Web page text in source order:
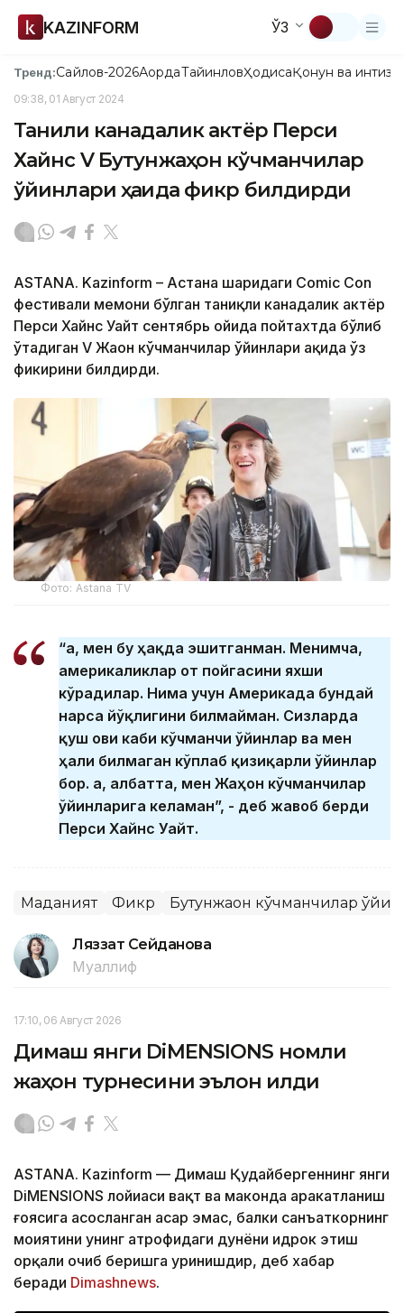
KAZINFORM ЎЗ
Тренд:Сайлов-2026АқордаТайинловҲодисаҚонун ва
09:38, 01 Август 2024
Таниқли канадалик актёр Перси
Хайнс V Бутунжаҳон кўчманчилар
ўйинлари ҳақида фикр билдирди
ASTANA. Kazinform – Астана шаҳридаги Comic Con
фестивали меҳмони бўлган таниқли канадалик актёр
Перси Хайнс Уайт сентябрь ойида пойтахтда бўлиб
ўтадиган V Жаҳон кўчманчилар ўйинлари ҳақида ўз
фикирини билдирди.
Фото: Astana TV
“Ҳа, мен бу ҳақда эшитганман. Менимча,
америкаликлар от пойгасини яхши
кўрадилар. Нима учун Америкада бундай
нарса йўқлигини билмайман. Сизларда
қуш ови каби кўчманчи ўйинлар ва мен
ҳали билмаган кўплаб қизиқарли ўйинлар
бор. Ҳа, албатта, мен Жаҳон кўчманчилар
ўйинларига келаман”, - деб жавоб берди
Перси Хайнс Уайт.
Маданият Фикр Бутунжаҳон кўчманчилар
Ляззат Сейданова
Муаллиф
17:10, 06 Август 2026
Димаш янги DiMENSIONS номли
жаҳон турнесини эълон қилди
ASTANА. Кazinform — Димаш Қудайбергеннинг янги
DiMENSIONS лойиҳаси вақт ва маконда ҳаракатланиш
ғоясига асосланган асар эмас, балки санъаткорнинг
моҳиятини унинг атрофидаги дунёни идрок этиш
орқали очиб беришга уринишдир, деб хабар
беради Dimashnews.